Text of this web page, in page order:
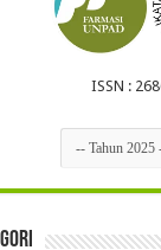
ISSN :